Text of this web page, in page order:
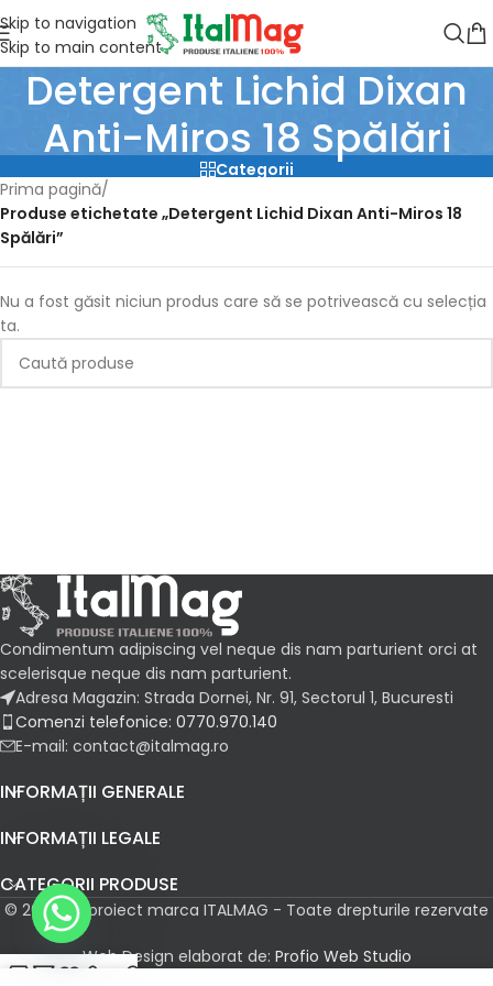
Skip to navigation
Skip to main content
Detergent Lichid Dixan
Anti-Miros 18 Spălări
Categorii
Prima pagină/
Produse etichetate „Detergent Lichid Dixan Anti-Miros 18
Spălări”
Nu a fost găsit niciun produs care să se potrivească cu selecția
ta.
Condimentum adipiscing vel neque dis nam parturient orci at
scelerisque neque dis nam parturient.
Adresa Magazin: Strada Dornei, Nr. 91, Sectorul 1, Bucuresti
Comenzi telefonice: 0770.970.140
E-mail: contact@italmag.ro
INFORMAȚII GENERALE
INFORMAȚII LEGALE
CATEGORII PRODUSE
© 2026 Un proiect marca ITALMAG - Toate drepturile rezervate
Web Design elaborat de: Profio Web Studio